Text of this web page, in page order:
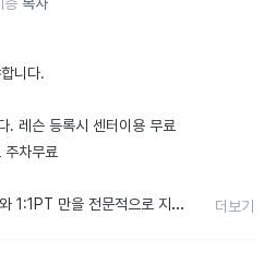
니다.
. 레슨 등록시 센터이용 무료
주차무료
1:1PT 만을 전문적으로 지도
더보기